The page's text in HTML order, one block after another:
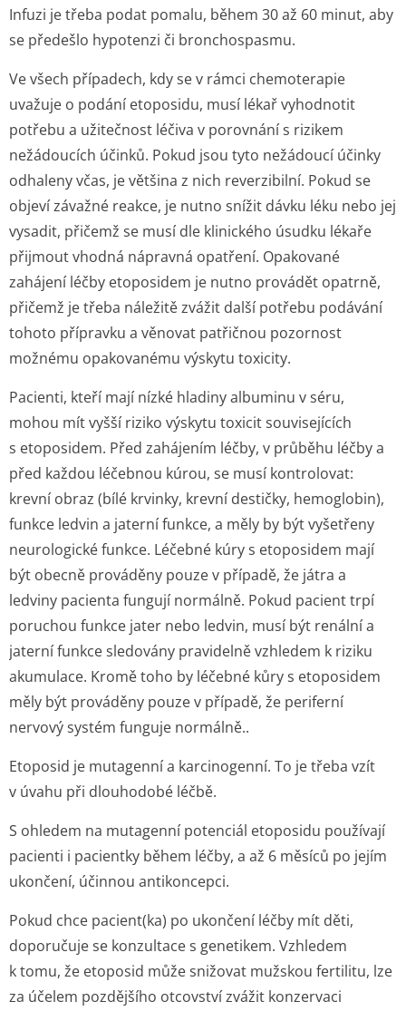
Infuzi je třeba podat pomalu, během 30 až 60 minut, aby
se předešlo hypotenzi či bronchospasmu.
Ve všech případech, kdy se v rámci chemoterapie
uvažuje o podání etoposidu, musí lékař vyhodnotit
potřebu a užitečnost léčiva v porovnání s rizikem
nežádoucích účinků. Pokud jsou tyto nežádoucí účinky
odhaleny včas, je většina z nich reverzibilní. Pokud se
objeví závažné reakce, je nutno snížit dávku léku nebo jej
vysadit, přičemž se musí dle klinického úsudku lékaře
přijmout vhodná nápravná opatření. Opakované
zahájení léčby etoposidem je nutno provádět opatrně,
přičemž je třeba náležitě zvážit další potřebu podávání
tohoto přípravku a věnovat patřičnou pozornost
možnému opakovanému výskytu toxicity.
Pacienti, kteří mají nízké hladiny albuminu v séru,
mohou mít vyšší riziko výskytu toxicit souvisejících
s etoposidem. Před zahájením léčby, v průběhu léčby a
před každou léčebnou kúrou, se musí kontrolovat:
krevní obraz (bílé krvinky, krevní destičky, hemoglobin),
funkce ledvin a jaterní funkce, a měly by být vyšetřeny
neurologické funkce. Léčebné kúry s etoposidem mají
být obecně prováděny pouze v případě, že játra a
ledviny pacienta fungují normálně. Pokud pacient trpí
poruchou funkce jater nebo ledvin, musí být renální a
jaterní funkce sledovány pravidelně vzhledem k riziku
akumulace. Kromě toho by léčebné kůry s etoposidem
měly být prováděny pouze v případě, že periferní
nervový systém funguje normálně..
Etoposid je mutagenní a karcinogenní. To je třeba vzít
v úvahu při dlouhodobé léčbě.
S ohledem na mutagenní potenciál etoposidu používají
pacienti i pacientky během léčby, a až 6 měsíců po jejím
ukončení, účinnou antikoncepci.
Pokud chce pacient(ka) po ukončení léčby mít děti,
doporučuje se konzultace s genetikem. Vzhledem
k tomu, že etoposid může snižovat mužskou fertilitu, lze
za účelem pozdějšího otcovství zvážit konzervaci